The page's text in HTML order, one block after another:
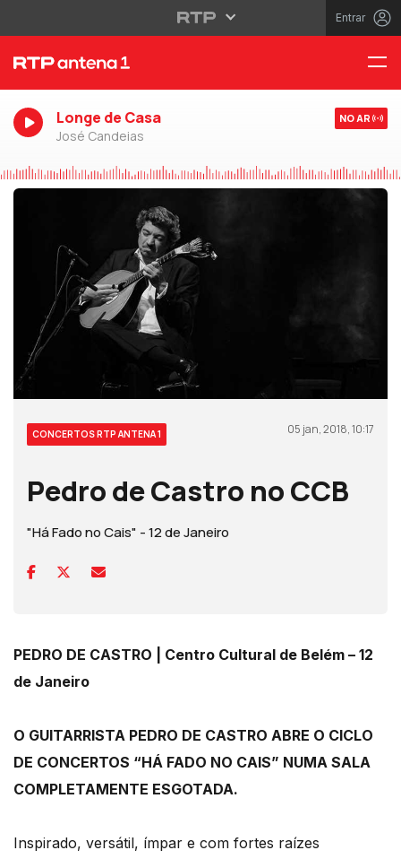
Entrar
Longe de Casa
José Candeias
NO AR
CONCERTOS RTP ANTENA 1 05 jan, 2018, 10:17
Pedro de Castro no CCB
"Há Fado no Cais" - 12 de Janeiro
PEDRO DE CASTRO | Centro Cultural de Belém – 12
de Janeiro
O GUITARRISTA PEDRO DE CASTRO ABRE O CICLO
DE CONCERTOS “HÁ FADO NO CAIS” NUMA SALA
COMPLETAMENTE ESGOTADA.
Inspirado, versátil, ímpar e com fortes raízes